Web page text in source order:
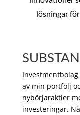
lösningar för
av min portfölj
nybörjaraktier
investeringar.